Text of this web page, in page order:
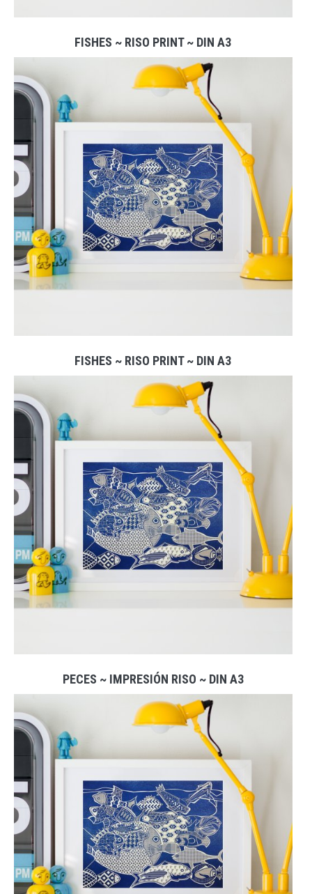
FISHES ~ RISO PRINT ~ DIN A3
FISHES ~ RISO PRINT ~ DIN A3
PECES ~ IMPRESIÓN RISO ~ DIN A3